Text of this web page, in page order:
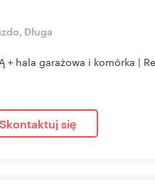
Długa
+ hala garażowa i komórka |
Skontaktuj się